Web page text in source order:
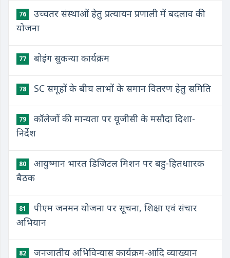
76
उच्चतर संस्थाओं हेतु प्रत्यायन प्रणाली में बदलाव की
योजना
77 बोइंग सुकन्या कार्यक्रम
78 SC समूहों के बीच लाभों के समान वितरण हेतु समिति
79
कॉलेजों की मान्यता पर यूजीसी के मसौदा दिशा-
निर्देश
80
आयुष्मान भारत डिजिटल मिशन पर बहु-हितधाारक
बैठक
81
पीएम जनमन योजना पर सूचना, शिक्षा एवं संचार
अभियान
82 जनजातीय अभिविन्यास कार्यक्रम-आदि व्याख्यान